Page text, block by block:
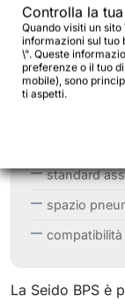
forcella rigida.
Prima
corsa
standard
spazio
La Seido BPS è
Controlla la
Quando visiti un
informazioni sul tuo
\". Queste
preferenze o il tuo
mobile), sono
ti aspetti.